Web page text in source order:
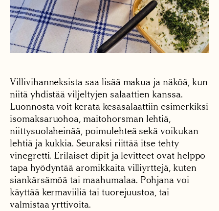
Villivihanneksista saa lisää makua ja näköä, kun
niitä yhdistää viljeltyjen salaattien kanssa.
Luonnosta voit kerätä kesäsalaattiin esimerkiksi
isomaksaruohoa, maitohorsman lehtiä,
niittysuolaheinää, poimulehteä sekä voikukan
lehtiä ja kukkia. Seuraksi riittää itse tehty
vinegretti. Erilaiset dipit ja levitteet ovat helppo
tapa hyödyntää aromikkaita villiyrttejä, kuten
siankärsämöä tai maahumalaa. Pohjana voi
käyttää kermaviiliä tai tuorejuustoa, tai
valmistaa yrttivoita.